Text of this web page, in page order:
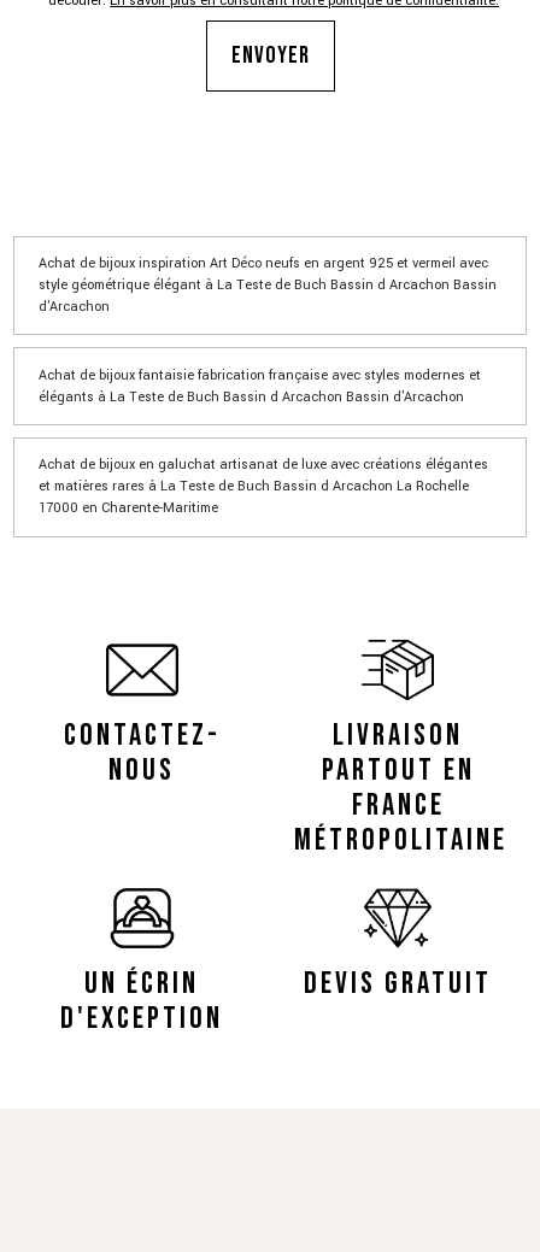
Achat de bijoux inspiration Art Déco neufs en argent 925 et vermeil avec
style géométrique élégant à La Teste de Buch Bassin d Arcachon Bassin
d'Arcachon
Achat de bijoux fantaisie fabrication française avec styles modernes et
élégants à La Teste de Buch Bassin d Arcachon Bassin d'Arcachon
Achat de bijoux en galuchat artisanat de luxe avec créations élégantes
et matières rares à La Teste de Buch Bassin d Arcachon La Rochelle
17000 en Charente-Maritime
CONTACTEZ-
NOUS
LIVRAISON
PARTOUT EN
FRANCE
MÉTROPOLITAINE
UN ÉCRIN
D'EXCEPTION
DEVIS GRATUIT